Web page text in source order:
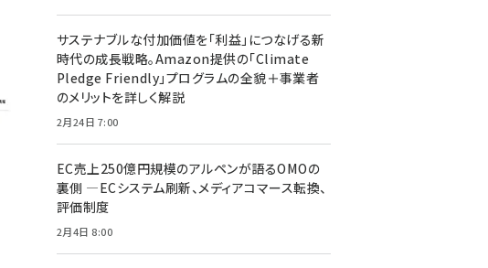
サステナブルな付加価値を「利益」につなげる新
時代の成長戦略。Amazon提供の「Climate
Pledge Friendly」プログラムの全貌＋事業者
のメリットを詳しく解説
2月24日 7:00
EC売上250億円規模のアルペンが語るOMOの
裏側 ―ECシステム刷新、メディアコマース転換、
評価制度
2月4日 8:00